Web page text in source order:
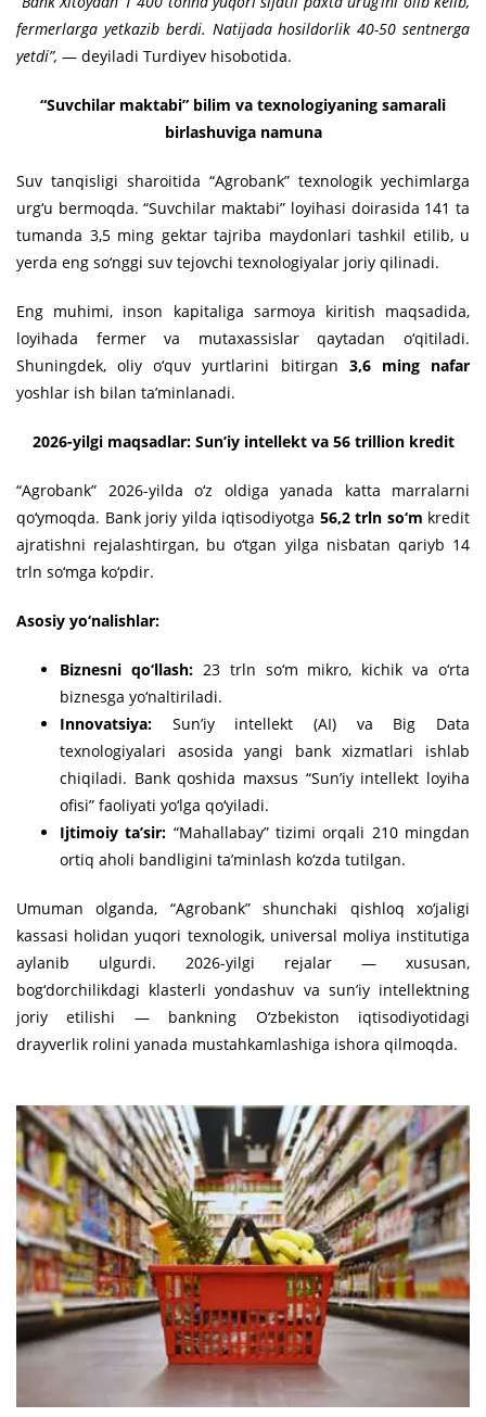
fermerlarga yetkazib berdi. Natijada hosildorlik 40-50 sentnerga
yetdi”, — deyiladi Turdiyev hisobotida.
“Suvchilar maktabi” bilim va texnologiyaning samarali
birlashuviga namuna
Suv tanqisligi sharoitida “Agrobank” texnologik yechimlarga
urg‘u bermoqda. “Suvchilar maktabi” loyihasi doirasida 141 ta
tumanda 3,5 ming gektar tajriba maydonlari tashkil etilib, u
yerda eng so‘nggi suv tejovchi texnologiyalar joriy qilinadi.
Eng muhimi, inson kapitaliga sarmoya kiritish maqsadida,
loyihada fermer va mutaxassislar qaytadan o‘qitiladi.
Shuningdek, oliy o‘quv yurtlarini bitirgan 3,6 ming nafar
yoshlar ish bilan ta’minlanadi.
2026-yilgi maqsadlar: Sun’iy intellekt va 56 trillion kredit
“Agrobank” 2026-yilda o‘z oldiga yanada katta marralarni
qo‘ymoqda. Bank joriy yilda iqtisodiyotga 56,2 trln so‘m kredit
ajratishni rejalashtirgan, bu o‘tgan yilga nisbatan qariyb 14
trln so‘mga ko‘pdir.
Asosiy yo‘nalishlar:
Biznesni qo‘llash:23 trln so‘m mikro, kichik va o‘rta
biznesga yo‘naltiriladi.
Innovatsiya: Sun’iy intellekt (AI) va Big Data
texnologiyalari asosida yangi bank xizmatlari ishlab
chiqiladi. Bank qoshida maxsus “Sun’iy intellekt loyiha
ofisi” faoliyati yo‘lga qo‘yiladi.
Ijtimoiy ta’sir: “Mahallabay” tizimi orqali 210 mingdan
ortiq aholi bandligini ta’minlash ko‘zda tutilgan.
Umuman olganda, “Agrobank” shunchaki qishloq xo‘jaligi
kassasi holidan yuqori texnologik, universal moliya institutiga
aylanib ulgurdi. 2026-yilgi rejalar — xususan,
bog‘dorchilikdagi klasterli yondashuv va sun’iy intellektning
joriy etilishi — bankning O‘zbekiston iqtisodiyotidagi
drayverlik rolini yanada mustahkamlashiga ishora qilmoqda.